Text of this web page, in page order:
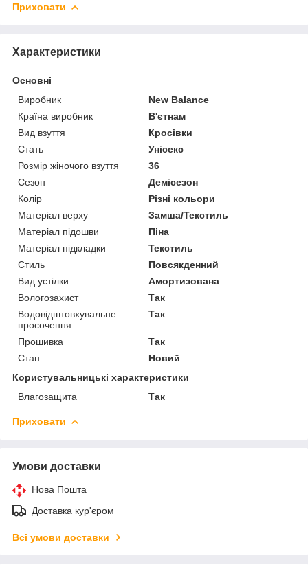
Приховати
Характеристики
Основні
Виробник
New Balance
Країна виробник
В'єтнам
Вид взуття
Кросівки
Стать
Унісекс
Розмір жіночого взуття
36
Сезон
Демісезон
Колір
Різні кольори
Матеріал верху
Замша/Текстиль
Матеріал підошви
Піна
Матеріал підкладки
Текстиль
Стиль
Повсякденний
Вид устілки
Амортизована
Вологозахист
Так
Водовідштовхувальне
просочення
Так
Прошивка
Так
Стан
Новий
Користувальницькі характеристики
Влагозащита
Так
Приховати
Умови доставки
Нова Пошта
Доставка кур'єром
Всі умови доставки